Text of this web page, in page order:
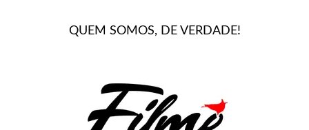
QUEM SOMOS, DE VERDADE!